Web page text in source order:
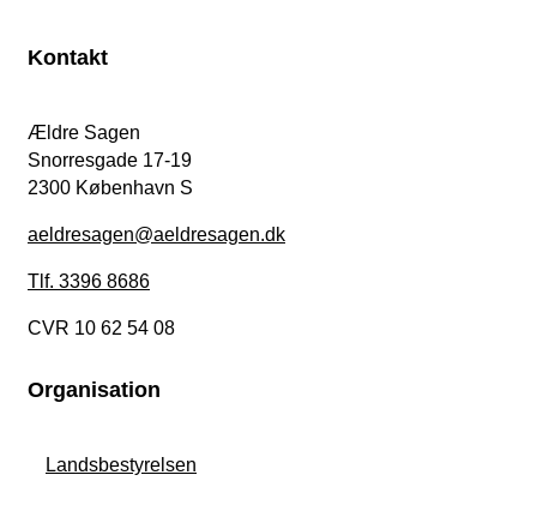
Kontakt
Ældre Sagen
Snorresgade 17-19
2300 København S
aeldresagen@aeldresagen.dk
Tlf. 3396 8686
CVR 10 62 54 08
Organisation
Landsbestyrelsen